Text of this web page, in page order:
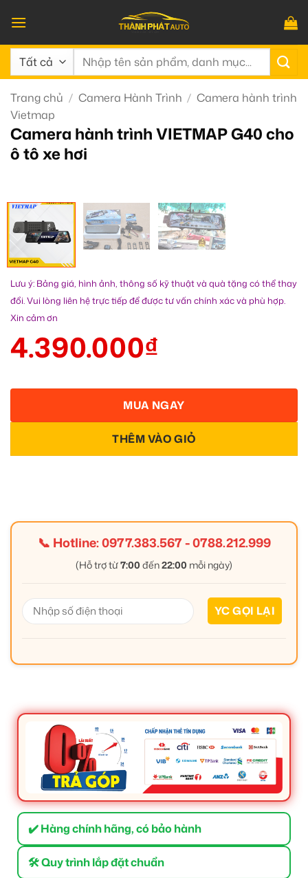
qua
nội
dung
Tìm
Trang chủ / Camera Hành Trình / Camera hành trình
Vietmap
Camera hành trình VIETMAP G40 cho
ô tô xe hơi
Lưu ý: Bảng giá, hình ảnh, thông số kỹ thuật và quà tặng có thể thay
đổi. Vui lòng liên hệ trực tiếp để được tư vấn chính xác và phù hợp.
Xin cảm ơn
4.390.000₫
THÊM VÀO GIỎ
MUA NGAY
📞 Hotline:0977.383.567-0788.212.999
(Hỗ trợ từ7:00 đến22:00 mỗi ngày)
✔️ Hàng chính hãng, có bảo hành
🛠 Quy trình lắp đặt chuẩn